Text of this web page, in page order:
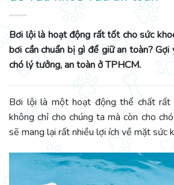
Bơi lội là hoạt động rất tốt cho sức
bơi cần chuẩn bị gì để giữ an toàn? Gợi
chó lý tưởng, an toàn ở TPHCM.
Bơi lội là một hoạt động thể chất rất
không chỉ cho chúng ta mà còn cho
sẽ mang lại rất nhiều lợi ích về mặt sức